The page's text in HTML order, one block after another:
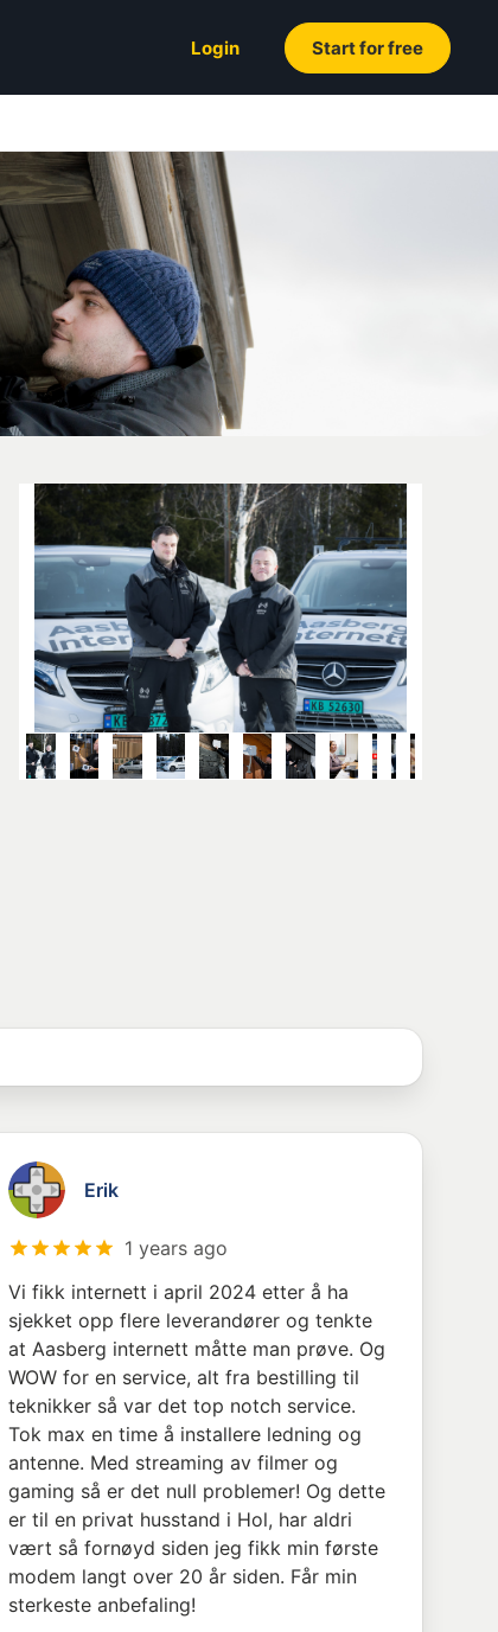
Login Start for free
Erik
1 years ago
Vi fikk internett i april 2024 etter å ha
sjekket opp flere leverandører og tenkte
at Aasberg internett måtte man prøve. Og
WOW for en service, alt fra bestilling til
teknikker så var det top notch service.
Tok max en time å installere ledning og
antenne. Med streaming av filmer og
gaming så er det null problemer! Og dette
er til en privat husstand i Hol, har aldri
vært så fornøyd siden jeg fikk min første
modem langt over 20 år siden. Får min
sterkeste anbefaling!